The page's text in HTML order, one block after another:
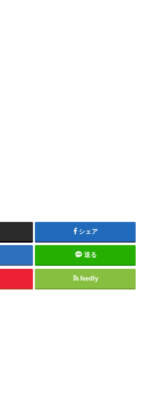
シェア
送る
feedly